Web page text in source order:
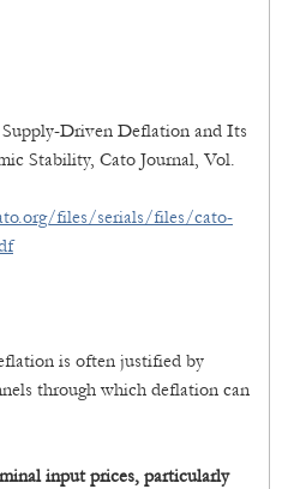
Driven Deflation and Its
Stability, Cato Journal, Vol.
files/serials/files/cato-
is often justified by
through which deflation can
input prices, particularly